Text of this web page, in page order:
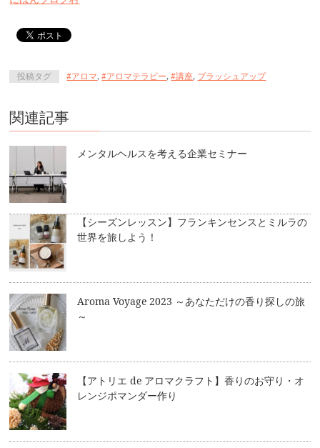
投稿タグ #アロマ,#アロマテラピー,#講座, ブラッシュアップ
関連記事
メンタルヘルスを考える企業セミナー
【シーズンレッスン】フランキンセンスとミルラの
世界を旅しよう！
Aroma Voyage 2023 ～あなただけの香り探しの旅
～
【アトリエ de アロマクラフト】香りのお守り・オ
レンジポマンダー作り